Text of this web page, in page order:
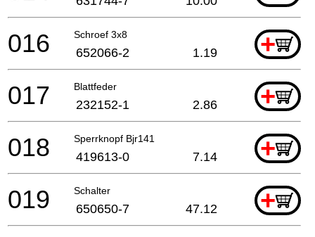
Schroef 3x8 +
016 652066-2 1.19
Blattfeder +
017 232152-1 2.86
Sperrknopf Bjr141 +
018 419613-0 7.14
Schalter +
019 650650-7 47.12